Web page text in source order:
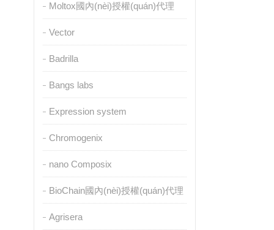
Moltox國內(nèi)授權(quán)代理
Vector
Badrilla
Bangs labs
Expression system
Chromogenix
nano Composix
BioChain國內(nèi)授權(quán)代理
Agrisera